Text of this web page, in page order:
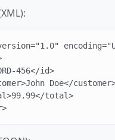
456</id>
Doe</
total>